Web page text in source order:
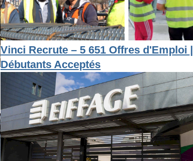
Vinci Recrute – 5 651 Offres d'Emploi |
Débutants Acceptés